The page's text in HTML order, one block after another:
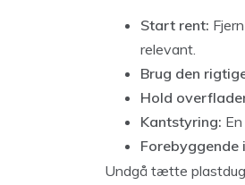
Start rent:
relevant.
Brug den
Hold
Kantstyring:
Forebyggende
Undgå tætte